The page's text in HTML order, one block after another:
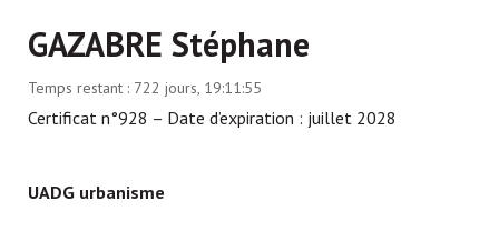
GAZABRE Stéphane
Temps restant : 722 jours, 19:11:55
Certificat n°928 – Date d’expiration : juillet 2028
UADG urbanisme